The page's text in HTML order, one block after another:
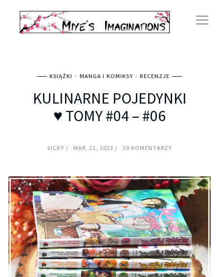
KSIĄŻKI MANGA I KOMIKSY RECENZJE
KULINARNE POJEDYNKI
♥ TOMY #04 – #06
VICKY MAR, 21, 2023 30 KOMENTARZY